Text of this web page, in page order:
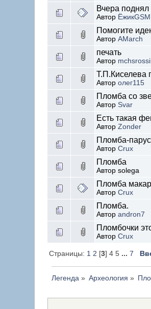
Вчера поднял
Автор ЁжикGSM
Помогите
АвторAMarch
печать
Автор
Т.П.Киселева
Авторолег115
Пломба со
Автор Svar
Есть такая
АвторZonder
Пломба-
АвторCrux
Пломба
Автор solega
Пломба
АвторCrux
Пломба.
Авторandron7
Пломбочки
АвторCrux
Страницы: 1 2 [3] 4 5 ... 7
Легенда » Археология »